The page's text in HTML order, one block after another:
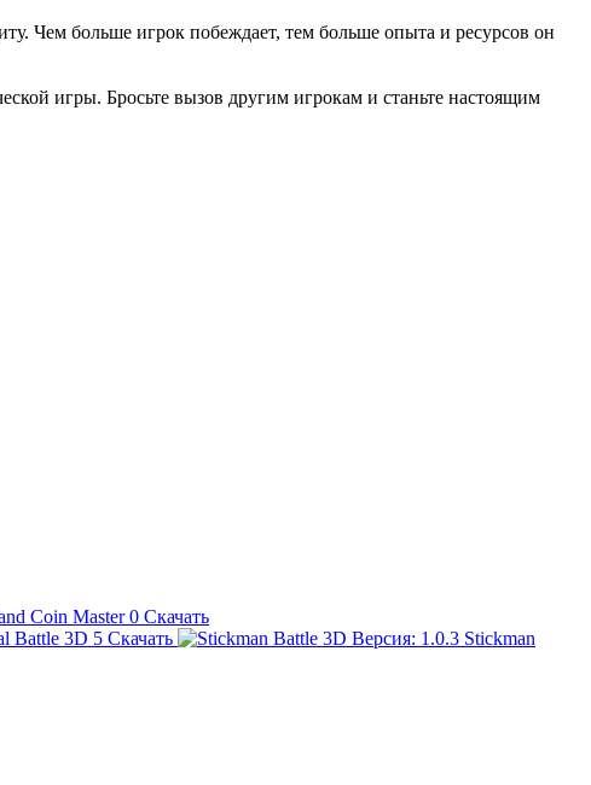
Чем больше игрок побеждает, тем больше опыта и ресурсов он
игры. Бросьте вызов другим игрокам и станьте настоящим
Coin Master 0 Скачать
Battle 3D 5 Скачать
Stickman